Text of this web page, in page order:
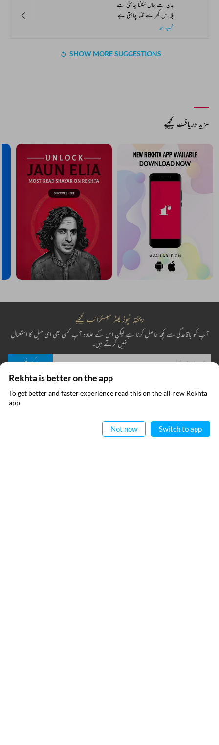
بدن سے جاں نکلنا چاہتی ہے
بلا اس گھر سے ٹلنا چاہتی ہے
نجیب احمد
SHOW MORE SUGGESTIONS
مزید دریافت کیجیے
ریختہ نیوز لیٹر سبسکرائب کیجیے
آپ کو باقاعدگی سے کچھ حاصل کرنا ہے لیکن اس کے علاوہ آپ کسی بھی ای میل کا استعمال
نہیں کرتے ہیں۔
پڑھ لی ہے اور اس سے متفق ہوں
فوری رابطے معلومات
Rekhta is better on the app
To get better and faster experience read this on the all new Rekhta
app
Not now Switch to app